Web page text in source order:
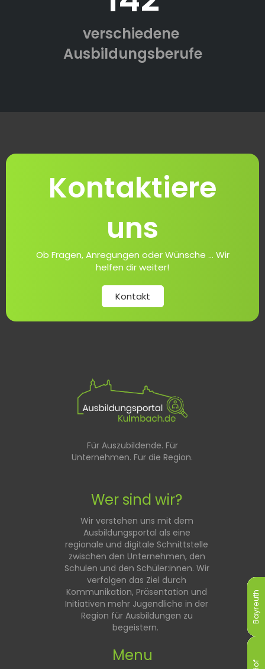
Bayreuth
Hof
Bayreuth
Hof
Bayreuth
Hof
Bayreuth
Hof
Bayreuth
Hof
Bayreuth
Hof
verschiedene
Ausbildungsberufe
Kontaktiere
uns
Ob Fragen, Anregungen oder Wünsche ... Wir
helfen dir weiter!
Kontakt
Für Auszubildende. Für
Unternehmen. Für die Region.
Wer sind wir?
Wir verstehen uns mit dem
Ausbildungsportal als eine
regionale und digitale Schnittstelle
zwischen den Unternehmen, den
Schulen und den Schüler:innen. Wir
verfolgen das Ziel durch
Kommunikation, Präsentation und
Initiativen mehr Jugendliche in der
Region für Ausbildungen zu
begeistern.
Menu